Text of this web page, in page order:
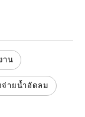
าน
จ่ายน้ำอัดลม